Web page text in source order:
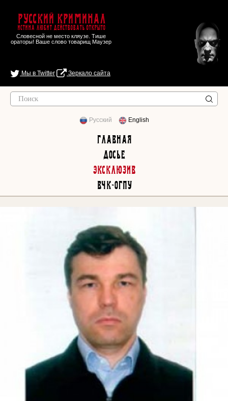
Русский Криминал
Истина любит действовать открыто
Словесной не место кляузе. Тише
ораторы! Ваше слово товарищ Маузер
Мы в Twitter Зеркало сайта
Русский English
Главная
Досье
Эксклюзив
ВЧК-ОГПУ